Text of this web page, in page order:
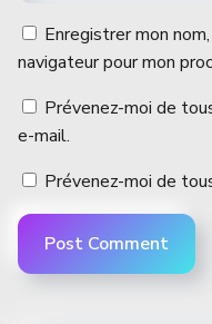
Enregistrer mon
navigateur pour mon
Prévenez-moi de
e-mail.
Prévenez-moi de